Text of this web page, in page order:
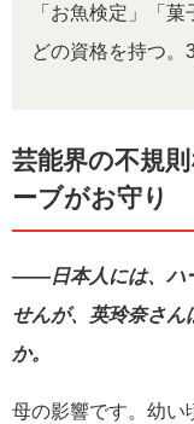
「お魚検定」「
どの資格を持つ。
芸能界の不規
ーブがお守り
――日本人には、ハ
せんが、英玲奈さん
か。
母の影響です。幼い